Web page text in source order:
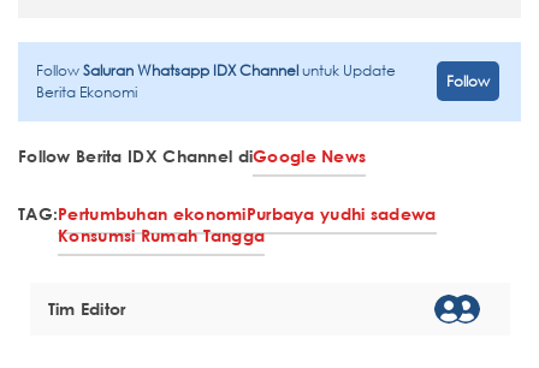
FollowSaluran Whatsapp IDX Channeluntuk Update
Berita Ekonomi
Follow
Follow Berita IDX Channel diGoogle News
TAG:Pertumbuhan ekonomiPurbaya yudhi sadewa
Konsumsi Rumah Tangga
Tim Editor